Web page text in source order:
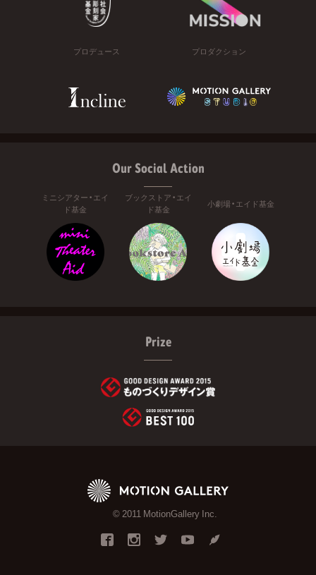
プロデュース プロダクション
Our Social Action
ミニシアター・エイ
ド基金
ブックストア・エイ
ド基金
小劇場・エイド基金
Prize
© 2011 MotionGallery Inc.